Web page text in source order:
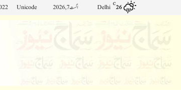
26
C
Delhi اگست 7, 2026 Unicode